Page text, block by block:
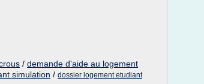
/ demande d'aide au logement
simulation / dossier logement etudiant